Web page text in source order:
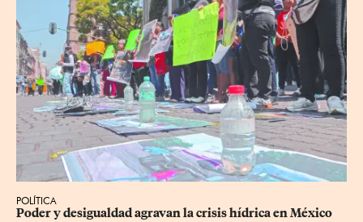
POLÍTICA
Poder y desigualdad agravan la crisis hídrica en México